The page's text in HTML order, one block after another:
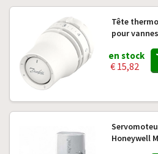
Tête
pour
en stock
€ 15,82
Honeywell